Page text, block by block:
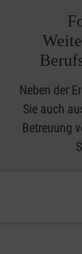
Neben der
Sie auch
Betreuung